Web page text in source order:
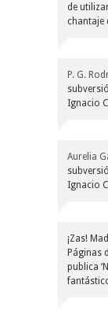
de
chantaje
P. G.
Ignacio
Aurelia
Ignacio
¡Zas!
Páginas
publica